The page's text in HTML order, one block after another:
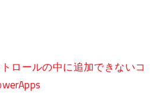
ロールの中に追加できないコ